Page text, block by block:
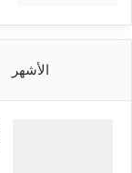
الأشهر